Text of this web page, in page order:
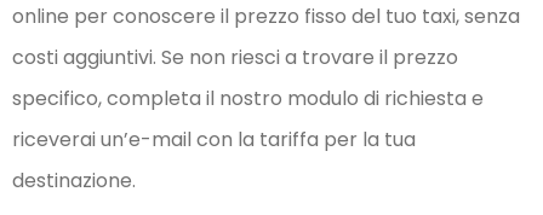
online per conoscere il prezzo fisso del tuo taxi, senza
costi aggiuntivi. Se non riesci a trovare il prezzo
specifico, completa il nostro modulo di richiesta e
riceverai un’e-mail con la tariffa per la tua
destinazione.